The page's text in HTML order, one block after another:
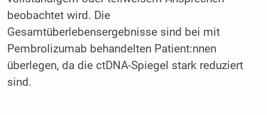
beobachtet wird. Die
Gesamtüberlebensergebnisse sind bei mit
Pembrolizumab behandelten Patient:nnen
überlegen, da die ctDNA-Spiegel stark reduziert
sind.